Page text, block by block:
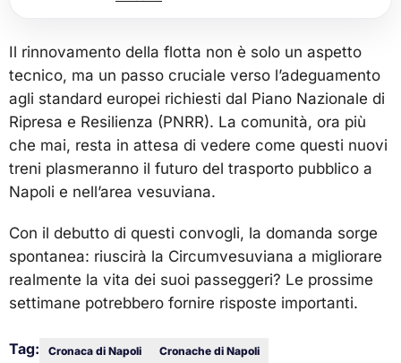
Il rinnovamento della flotta non è solo un aspetto
tecnico, ma un passo cruciale verso l’adeguamento
agli standard europei richiesti dal Piano Nazionale di
Ripresa e Resilienza (PNRR). La comunità, ora più
che mai, resta in attesa di vedere come questi nuovi
treni plasmeranno il futuro del trasporto pubblico a
Napoli e nell’area vesuviana.
Con il debutto di questi convogli, la domanda sorge
spontanea: riuscirà la Circumvesuviana a migliorare
realmente la vita dei suoi passeggeri? Le prossime
settimane potrebbero fornire risposte importanti.
Tag: Cronaca di Napoli Cronache di Napoli